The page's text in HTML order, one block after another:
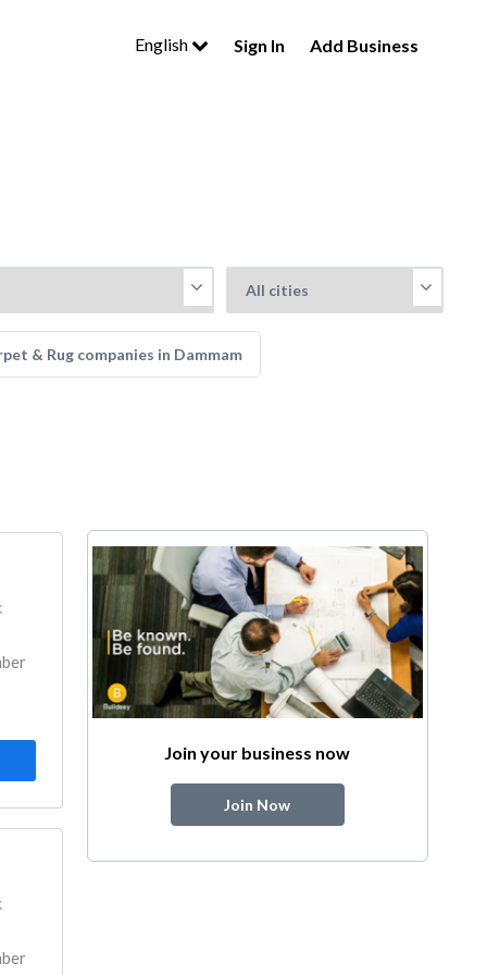
English Sign In Add Business
& Rug companies in Dammam
Join your business now
Join Now